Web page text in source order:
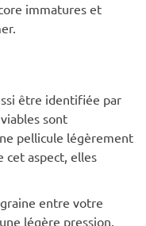
immatures et
être identifiée par
sont
pellicule légèrement
cet aspect, elles
entre votre
légère pression.